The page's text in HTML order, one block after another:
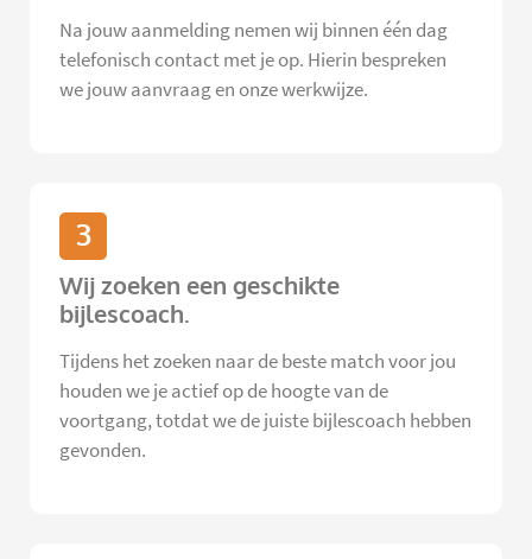
Na jouw aanmelding nemen wij binnen één dag
telefonisch contact met je op. Hierin bespreken
we jouw aanvraag en onze werkwijze.
3
Wij zoeken een geschikte
bijlescoach.
Tijdens het zoeken naar de beste match voor jou
houden we je actief op de hoogte van de
voortgang, totdat we de juiste bijlescoach hebben
gevonden.